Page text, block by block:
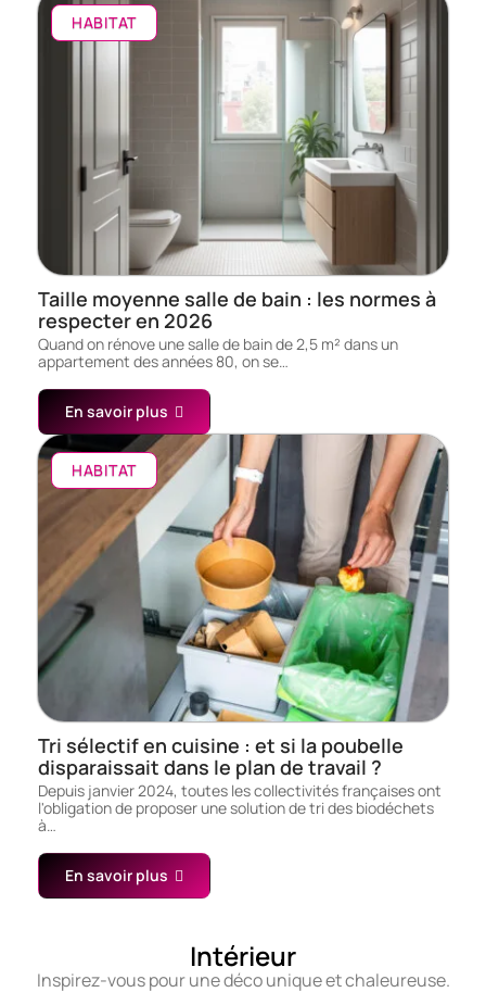
HABITAT
Taille moyenne salle de bain : les normes à
respecter en 2026
Quand on rénove une salle de bain de 2,5 m² dans un
appartement des années 80, on se…
En savoir plus
HABITAT
Tri sélectif en cuisine : et si la poubelle
disparaissait dans le plan de travail ?
Depuis janvier 2024, toutes les collectivités françaises ont
l'obligation de proposer une solution de tri des biodéchets
à…
En savoir plus
Intérieur
Inspirez-vous pour une déco unique et chaleureuse.